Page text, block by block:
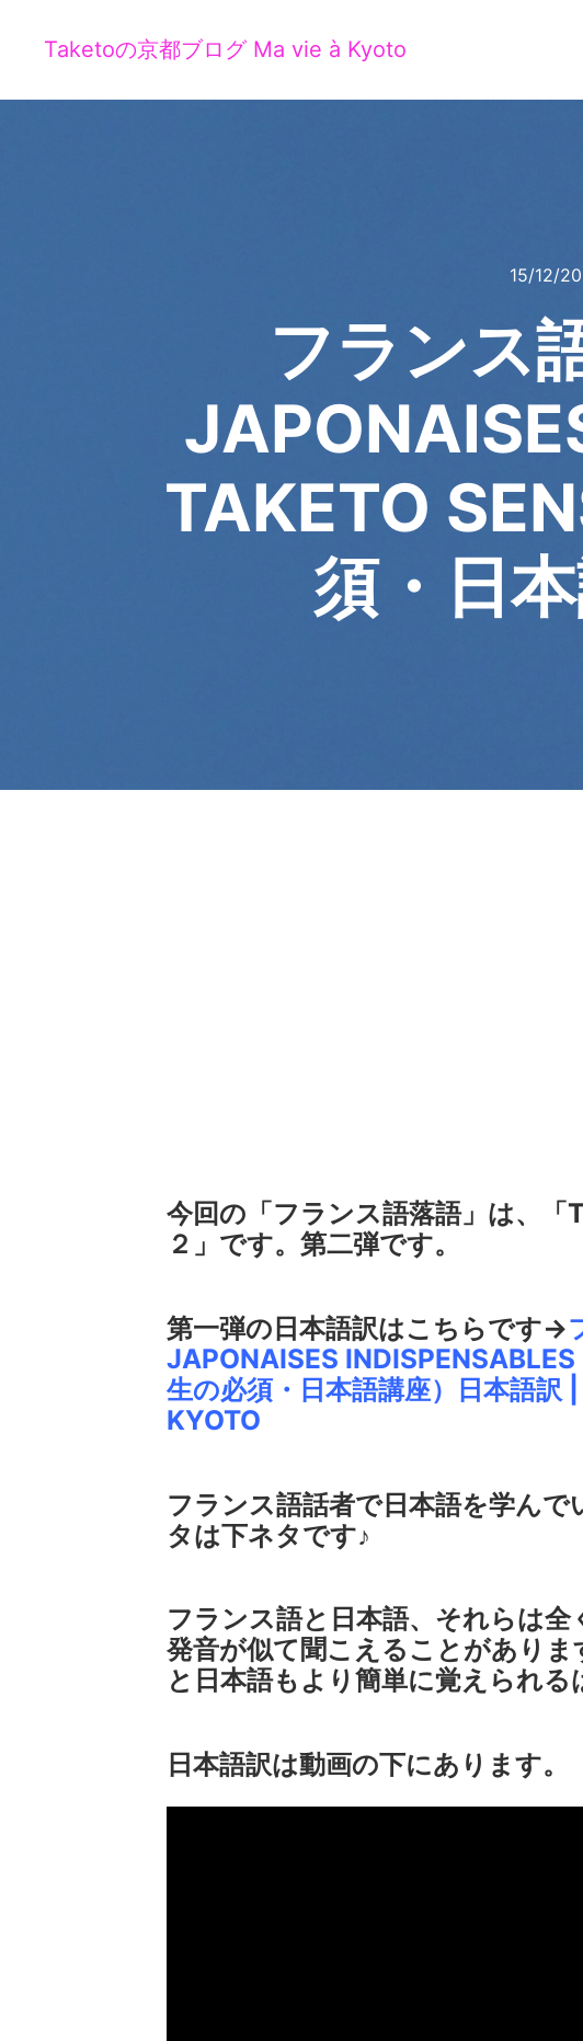
Taketoの京都ブログ Ma vie à Kyoto
15/12/
フランス
TAKETO
須・日
今回の「フランス語落語」は、「
２」です。第二弾です。
第一弾の日本語訳はこちらです→
JAPONAISES
生の必須・日本語講座）日本語
KYOTO
フランス語話者で日本語を学ん
タは下ネタです♪
フランス語と日本語、それらは
発音が似て聞こえることがあり
と日本語もより簡単に覚えられる
日本語訳は動画の下にあります。